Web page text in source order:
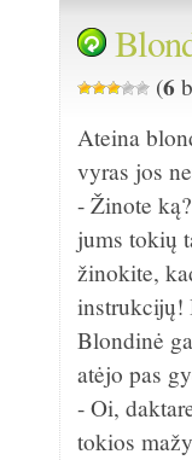
(6
Ateina
vyras jos
- Žinote
jums tokių
žinokite,
instrukcijų!
Blondinė
atėjo pas
- Oi,
tokios